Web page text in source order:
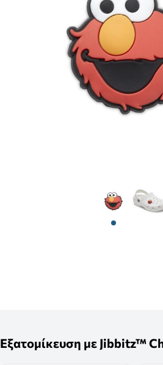
View larger
Εξατομίκευση με Jibbitz™